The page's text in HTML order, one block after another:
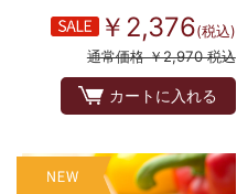
￥2,376(税込)
通常価格 ￥2,970 税込
カートに入れる